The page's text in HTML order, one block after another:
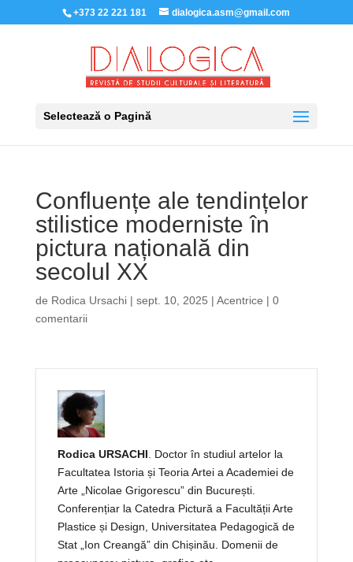
+373 22 221 181 dialogica.asm@gmail.com
Selectează o Pagină
Confluențe ale tendințelor
stilistice moderniste în
pictura națională din
secolul XX
de Rodica Ursachi| sept. 10, 2025 | Acentrice | 0
comentarii
Rodica URSACHI . Doctor în studiul artelor la
Facultatea Istoria și Teoria Artei a Academiei de
Arte „Nicolae Grigorescu” din București.
Conferențiar la Catedra Pictură a Facultății Arte
Plastice și Design, Universitatea Pedagogică de
Stat „Ion Creangă” din Chișinău. Domenii de